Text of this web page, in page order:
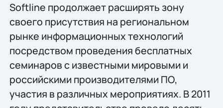
Softline продолжает расширять зону
своего присутствия на региональном
рынке информационных технологий
посредством проведения бесплатных
семинаров с известными мировыми и
российскими производителями ПО,
участия в различных мероприятиях. В 2011